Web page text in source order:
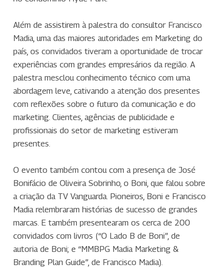
Além de assistirem à palestra do consultor Francisco
Madia, uma das maiores autoridades em Marketing do
país, os convidados tiveram a oportunidade de trocar
experiências com grandes empresários da região. A
palestra mesclou conhecimento técnico com uma
abordagem leve, cativando a atenção dos presentes
com reflexões sobre o futuro da comunicação e do
marketing. Clientes, agências de publicidade e
profissionais do setor de marketing estiveram
presentes.
O evento também contou com a presença de José
Bonifácio de Oliveira Sobrinho, o Boni, que falou sobre
a criação da TV Vanguarda. Pioneiros, Boni e Francisco
Madia relembraram histórias de sucesso de grandes
marcas. E também presentearam os cerca de 200
convidados com livros (“O Lado B de Boni”, de
autoria de Boni; e “MMBPG Madia Marketing &
Branding Plan Guide”, de Francisco Madia).